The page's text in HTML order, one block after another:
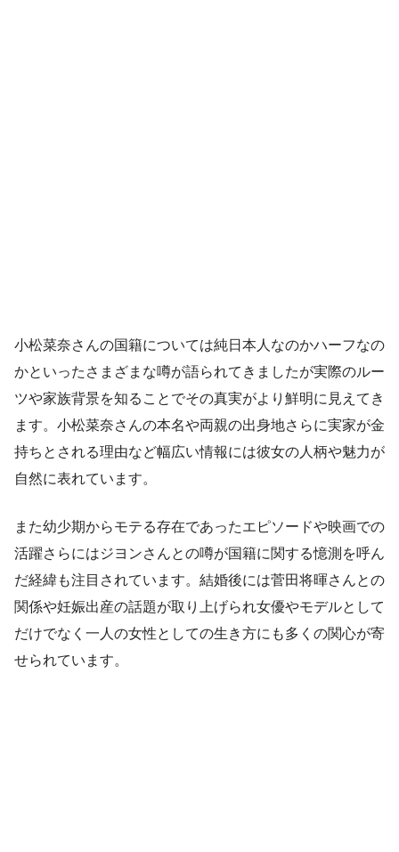
小松菜奈さんの国籍については純日本人なのかハーフなの
かといったさまざまな噂が語られてきましたが実際のルー
ツや家族背景を知ることでその真実がより鮮明に見えてき
ます。小松菜奈さんの本名や両親の出身地さらに実家が金
持ちとされる理由など幅広い情報には彼女の人柄や魅力が
自然に表れています。
また幼少期からモテる存在であったエピソードや映画での
活躍さらにはジヨンさんとの噂が国籍に関する憶測を呼ん
だ経緯も注目されています。結婚後には菅田将暉さんとの
関係や妊娠出産の話題が取り上げられ女優やモデルとして
だけでなく一人の女性としての生き方にも多くの関心が寄
せられています。